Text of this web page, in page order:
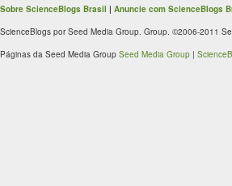
Sobre ScienceBlogs Brasil | Anuncie com ScienceBlogs
ScienceBlogs por Seed Media Group. Group. ©2006-2011
Páginas da Seed Media Group Seed Media Group |